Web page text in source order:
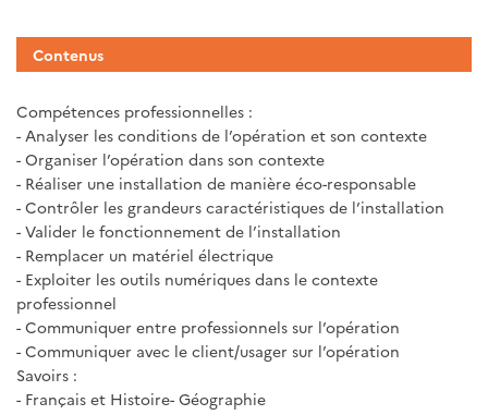
Contenus
Compétences professionnelles :
- Analyser les conditions de l’opération et son contexte
- Organiser l’opération dans son contexte
- Réaliser une installation de manière éco-responsable
- Contrôler les grandeurs caractéristiques de l’installation
- Valider le fonctionnement de l’installation
- Remplacer un matériel électrique
- Exploiter les outils numériques dans le contexte
professionnel
- Communiquer entre professionnels sur l’opération
- Communiquer avec le client/usager sur l’opération
Savoirs :
- Français et Histoire- Géographie